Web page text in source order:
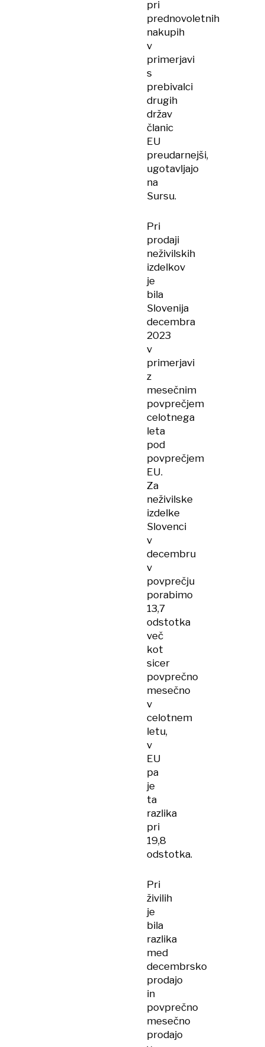
pri
prednovoletnih
nakupih
v
primerjavi
s
prebivalci
drugih
držav
članic
EU
preudarnejši,
ugotavljajo
na
Sursu.
Pri
prodaji
neživilskih
izdelkov
je
bila
Slovenija
decembra
2023
v
primerjavi
z
mesečnim
povprečjem
celotnega
leta
pod
povprečjem
EU.
Za
neživilske
izdelke
Slovenci
v
decembru
v
povprečju
porabimo
13,7
odstotka
več
kot
sicer
povprečno
mesečno
v
celotnem
letu,
v
EU
pa
je
ta
razlika
pri
19,8
odstotka.
Pri
živilih
je
bila
razlika
med
decembrsko
prodajo
in
povprečno
mesečno
prodajo